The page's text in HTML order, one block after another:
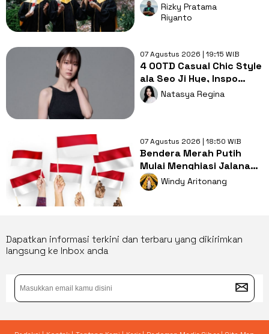
Akademis Kalah oleh
Mental ABS
Rizky Pratama
Riyanto
07 Agustus 2026 | 19:15 WIB
4 OOTD Casual Chic Style
ala Seo Ji Hye, Inspo
Gaya Ngampus Sampai
Ngantor!
Natasya Regina
07 Agustus 2026 | 18:50 WIB
Bendera Merah Putih
Mulai Menghiasi Jalanan,
Mengapa Tradisi ini
Penting?
Windy Aritonang
Dapatkan informasi terkini dan terbaru yang dikirimkan
langsung ke Inbox anda